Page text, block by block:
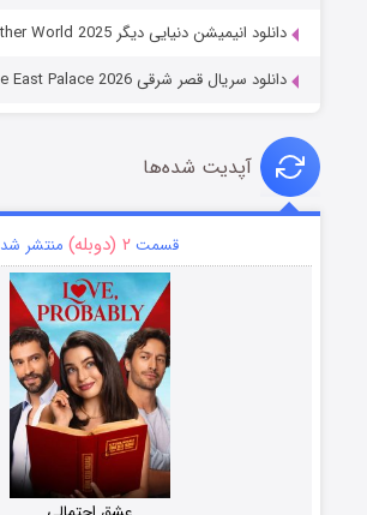
دانلود انیمیشن دنیایی دیگر Another World 2025
دانلود سریال قصر شرقی The East Palace 2026
آپدیت شده‌ها
قسمت ۲ (دوبله) منتشر شد